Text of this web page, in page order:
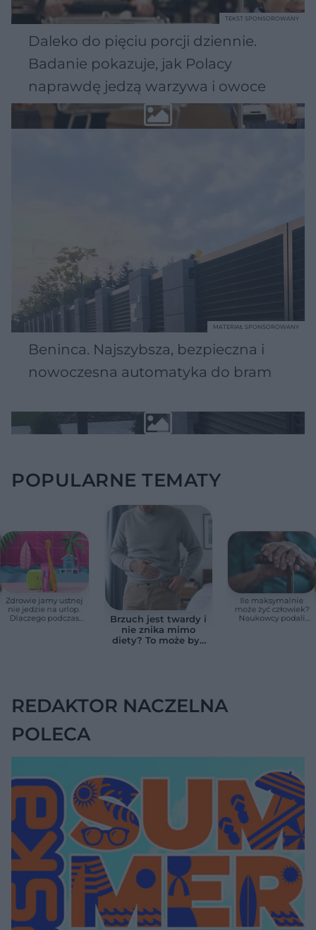
Daleko do pięciu porcji dziennie.
Badanie pokazuje, jak Polacy
naprawdę jedzą warzywa i owoce
TEKST SPONSOROWANY
Beninca. Najszybsza, bezpieczna i
nowoczesna automatyka do bram
MATERIAŁ SPONSOROWANY
POPULARNE TEMATY
Zdrowie jamy ustnej
nie jedzie na urlop.
Dlaczego podczas
Brzuch jest twardy i
nie znika mimo
diety? To może być
Ile maksymalnie
może żyć człowiek?
Naukowcy podali
REDAKTOR NACZELNA
POLECA